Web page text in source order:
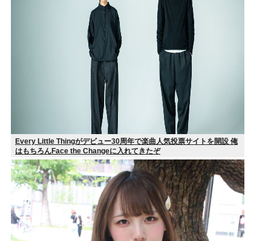
Every Little Thingがデビュー30周年で楽曲人気投票サイトを開設 俺
はもちろんFace the Changeに入れてきたぞ